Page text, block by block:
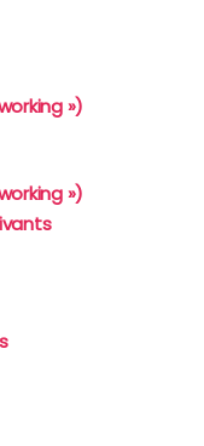
»)
»)